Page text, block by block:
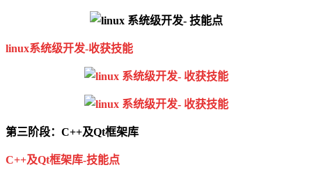
linux系统级开发-收获技能
第三阶段：C++及Qt框架库
C++及Qt框架库-技能点